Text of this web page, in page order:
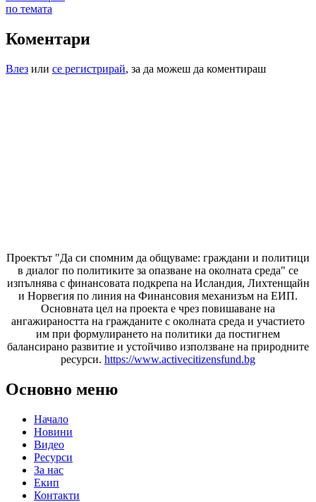
по темата
Коментари
Влез или се регистрирай, за да можеш да коментираш
Проектът "Да си спомним да общуваме: граждани и политици
в диалог по политиките за опазване на околната среда" се
изпълнява с финансовата подкрепа на Исландия, Лихтенщайн
и Норвегия по линия на Финансовия механизъм на ЕИП.
Основната цел на проекта е чрез повишаване на
ангажираността на гражданите с околната среда и участието
им при формулирането на политики да постигнем
балансирано развитие и устойчиво използване на природните
ресурси. https://www.activecitizensfund.bg
Основно меню
Начало
Новини
Видео
Ресурси
За нас
Екип
Контакти